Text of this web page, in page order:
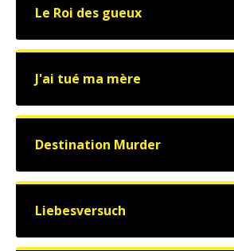
Le Roi des gueux
J'ai tué ma mère
Destination Murder
Liebesversuch